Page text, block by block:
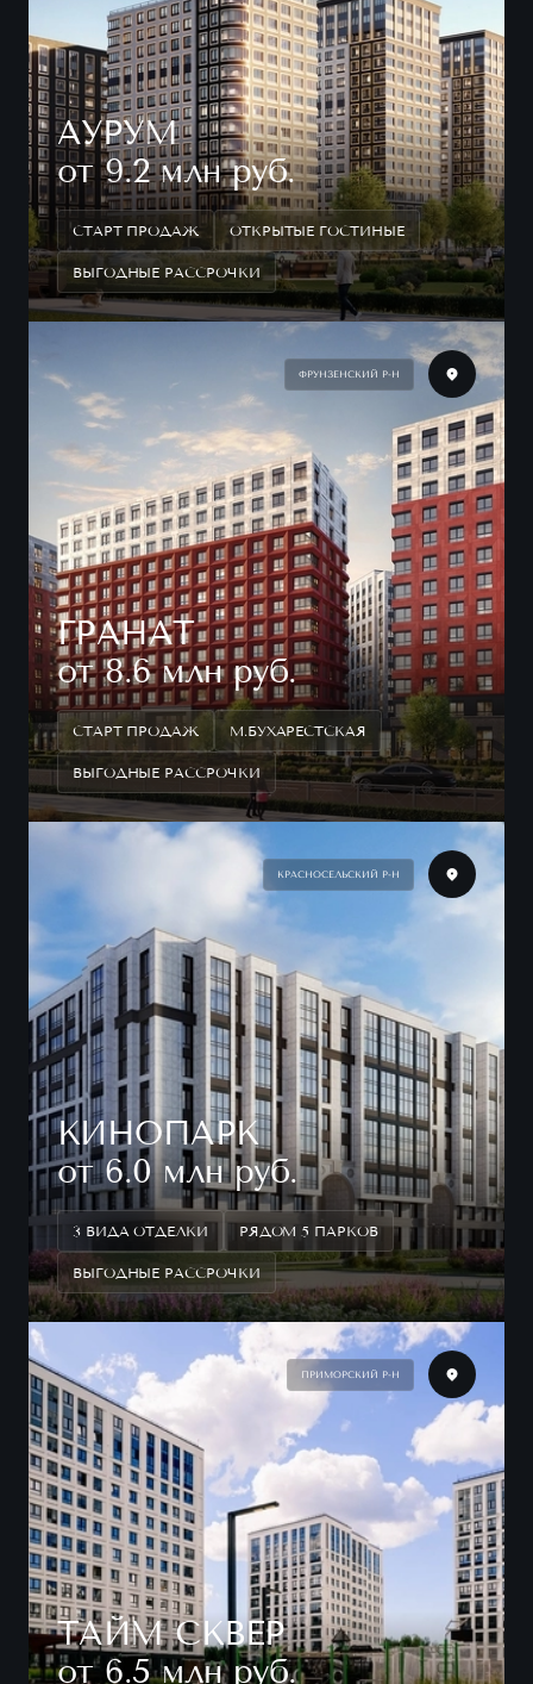
АУРУМ
от 9.2 млн руб.
СТАРТ ПРОДАЖ ОТКРЫТЫЕ ГОСТИНЫЕ
ВЫГОДНЫЕ РАССРОЧКИ
ФРУНЗЕНСКИЙ Р-Н
ГРАНАТ
от 8.6 млн руб.
СТАРТ ПРОДАЖ М.БУХАРЕСТСКАЯ
ВЫГОДНЫЕ РАССРОЧКИ
КРАСНОСЕЛЬСКИЙ Р-Н
КИНОПАРК
от 6.0 млн руб.
3 ВИДА ОТДЕЛКИ РЯДОМ 5 ПАРКОВ
ВЫГОДНЫЕ РАССРОЧКИ
ПРИМОРСКИЙ Р-Н
ТАЙМ СКВЕР
от 6.5 млн руб.